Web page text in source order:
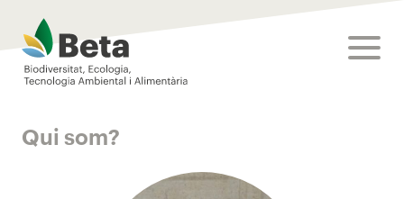
Beta Tech Center
Qui som?